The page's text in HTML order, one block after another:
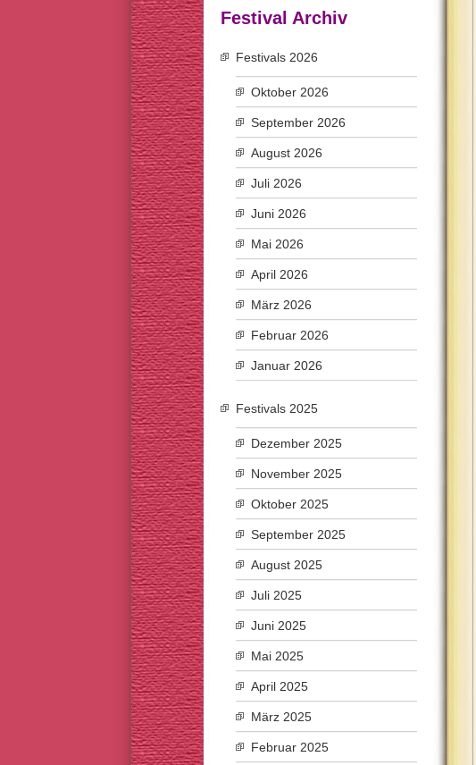
Festival Archiv
Festivals 2026
Oktober 2026
September 2026
August 2026
Juli 2026
Juni 2026
Mai 2026
April 2026
März 2026
Februar 2026
Januar 2026
Festivals 2025
Dezember 2025
November 2025
Oktober 2025
September 2025
August 2025
Juli 2025
Juni 2025
Mai 2025
April 2025
März 2025
Februar 2025